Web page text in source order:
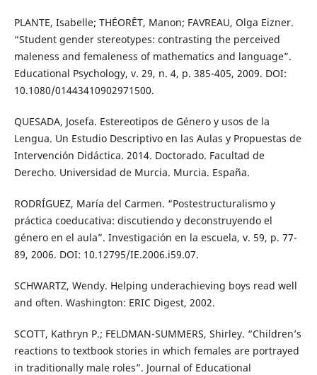
PLANTE, Isabelle; THÉORÊT, Manon; FAVREAU, Olga Eizner.
“Student gender stereotypes: contrasting the perceived
maleness and femaleness of mathematics and language”.
Educational Psychology, v. 29, n. 4, p. 385-405, 2009. DOI:
10.1080/01443410902971500.
QUESADA, Josefa. Estereotipos de Género y usos de la
Lengua. Un Estudio Descriptivo en las Aulas y Propuestas de
Intervención Didáctica. 2014. Doctorado. Facultad de
Derecho. Universidad de Murcia. Murcia. España.
RODRÍGUEZ, María del Carmen. “Postestructuralismo y
práctica coeducativa: discutiendo y deconstruyendo el
género en el aula”. Investigación en la escuela, v. 59, p. 77-
89, 2006. DOI: 10.12795/IE.2006.i59.07.
SCHWARTZ, Wendy. Helping underachieving boys read well
and often. Washington: ERIC Digest, 2002.
SCOTT, Kathryn P.; FELDMAN-SUMMERS, Shirley. “Children’s
reactions to textbook stories in which females are portrayed
in traditionally male roles”. Journal of Educational